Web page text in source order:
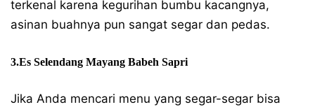
terkenal karena kegurihan bumbu kacangnya,
asinan buahnya pun sangat segar dan pedas.
3.Es Selendang Mayang Babeh Sapri
Jika Anda mencari menu yang segar-segar bisa